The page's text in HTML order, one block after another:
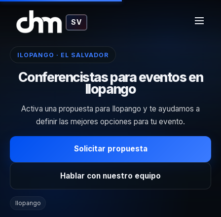
SV
ILOPANGO · EL SALVADOR
Conferencistas para eventos en
Ilopango
Activa una propuesta para Ilopango y te ayudamos a
definir las mejores opciones para tu evento.
Solicitar propuesta
Hablar con nuestro equipo
Ilopango